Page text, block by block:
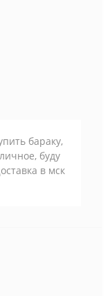
бараку,
буду
в мск